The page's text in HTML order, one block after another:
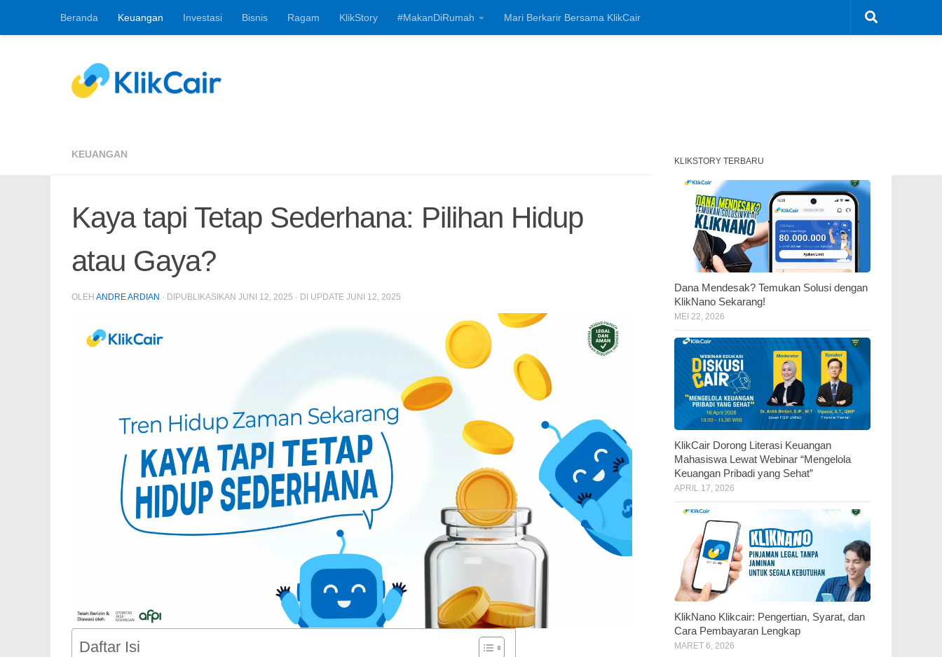
Skip to content
Beranda Keuangan Investasi Bisnis Ragam KlikStory #MakanDiRumah Mari Berkarir Bersama KlikCair
KEUANGAN
Kaya tapi Tetap Sederhana: Pilihan Hidup
atau Gaya?
OLEH ANDRE ARDIAN · DIPUBLIKASIKAN JUNI 12, 2025 · DI UPDATE JUNI 12, 2025
Daftar Isi
KLIKSTORY TERBARU
Dana Mendesak? Temukan Solusi dengan
KlikNano Sekarang!
MEI 22, 2026
KlikCair Dorong Literasi Keuangan
Mahasiswa Lewat Webinar “Mengelola
Keuangan Pribadi yang Sehat”
APRIL 17, 2026
KlikNano Klikcair: Pengertian, Syarat, dan
Cara Pembayaran Lengkap
MARET 6, 2026